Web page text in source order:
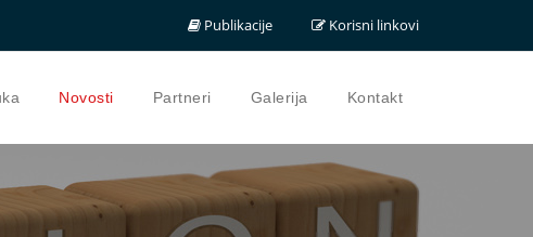
Korisni linkovi
Publikacije
Novosti Partneri Galerija Kontakt